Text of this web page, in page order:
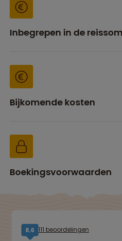
Inbegrepen in de reissom
Bijkomende kosten
Boekingsvoorwaarden
8,6 111 beoordelingen